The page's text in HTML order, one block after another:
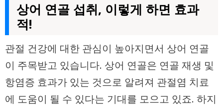
상어 연골 섭취, 이렇게 하면 효과
적!
관절 건강에 대한 관심이 높아지면서 상어 연골
이 주목받고 있습니다. 상어 연골은 연골 재생 및
항염증 효과가 있는 것으로 알려져 관절염 치료
에 도움이 될 수 있다는 기대를 모으고 있죠. 하지